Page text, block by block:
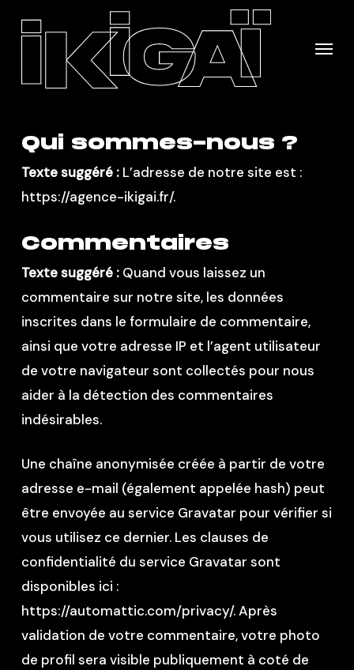
content
Menu
Qui sommes-nous ?
Texte suggéré : L’adresse de notre site est :
https://agence-ikigai.fr/.
Commentaires
Texte suggéré : Quand vous laissez un
commentaire sur notre site, les données
inscrites dans le formulaire de commentaire,
ainsi que votre adresse IP et l’agent utilisateur
de votre navigateur sont collectés pour nous
aider à la détection des commentaires
indésirables.
Une chaîne anonymisée créée à partir de votre
adresse e-mail (également appelée hash) peut
être envoyée au service Gravatar pour vérifier si
vous utilisez ce dernier. Les clauses de
confidentialité du service Gravatar sont
disponibles ici :
https://automattic.com/privacy/. Après
validation de votre commentaire, votre photo
de profil sera visible publiquement à coté de